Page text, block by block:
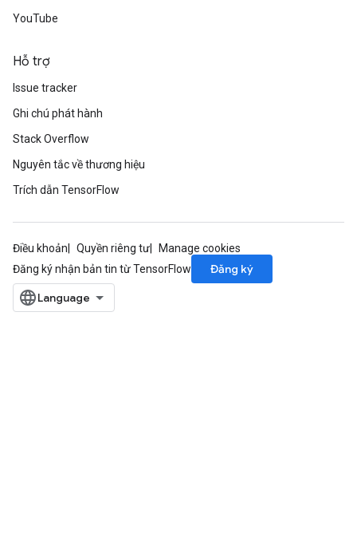
YouTube
Hỗ trợ
Issue tracker
Ghi chú phát hành
Stack Overflow
Nguyên tắc về thương hiệu
Trích dẫn TensorFlow
Điều khoản Quyền riêng tư
Manage cookies
Đăng ký nhận bản tin từ TensorFlow
Đăng ký